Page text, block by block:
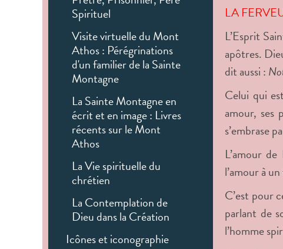
Spirituel
Visite virtuelle du Mont
Athos : Pérégrinations
d'un familier de la Sainte
Montagne
La Sainte Montagne en
écrit et en image : Livres
récents sur le Mont
Athos
La Vie spirituelle du
chrétien
La Contemplation de
Dieu dans la Création
Icônes et iconographie
LA
L’Esprit
apôtres.
dit aussi :
Celui qui
amour, ses
s’embrase
L’amour
l’amour à
C’est pour
parlant de
l’homme